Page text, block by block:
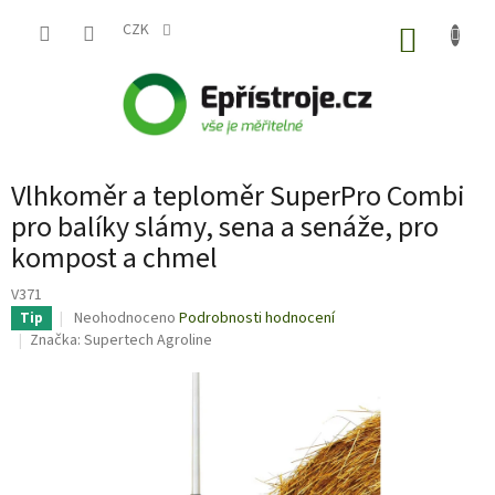
CZK
Vlhkoměr a teploměr SuperPro Combi
pro balíky slámy, sena a senáže, pro
kompost a chmel
V371
Tip
Průměrné
hodnocení
Neohodnoceno Podrobnosti hodnocení
Značka: Supertech Agroline